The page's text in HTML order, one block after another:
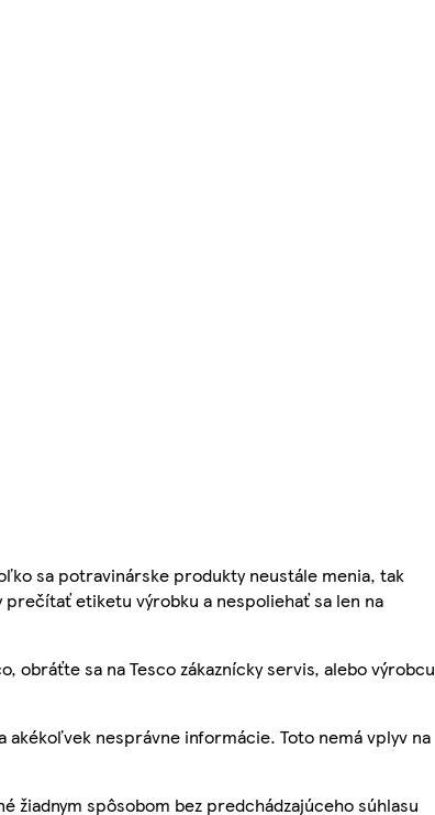
sa potravinárske produkty neustále menia, tak
prečítať etiketu výrobku a nespoliehať sa len na
obráťte sa na Tesco zákaznícky servis, alebo výrobcu
nesprávne informácie. Toto nemá vplyv na
spôsobom bez predchádzajúceho súhlasu